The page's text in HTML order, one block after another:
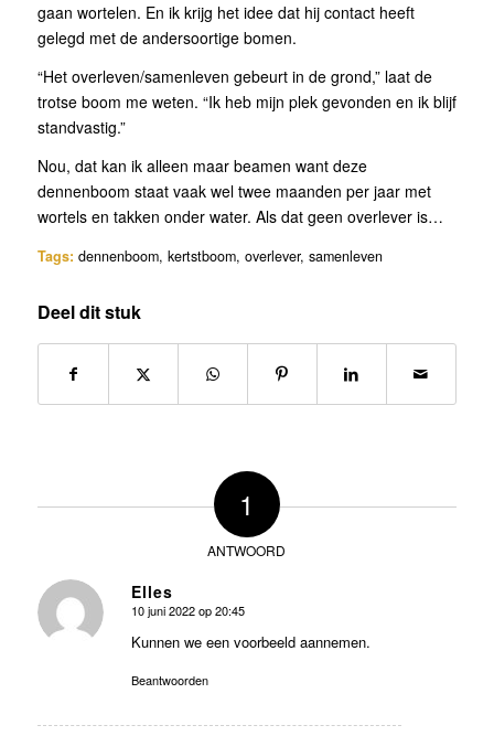
gaan wortelen. En ik krijg het idee dat hij contact heeft
gelegd met de andersoortige bomen.
“Het overleven/samenleven gebeurt in de grond,” laat de
trotse boom me weten. “Ik heb mijn plek gevonden en ik blijf
standvastig.”
Nou, dat kan ik alleen maar beamen want deze
dennenboom staat vaak wel twee maanden per jaar met
wortels en takken onder water. Als dat geen overlever is…
Tags: dennenboom, kertstboom, overlever, samenleven
Deel dit stuk
1
ANTWOORD
Elles
zegt:
10 juni 2022 op 20:45
Kunnen we een voorbeeld aannemen.
Beantwoorden